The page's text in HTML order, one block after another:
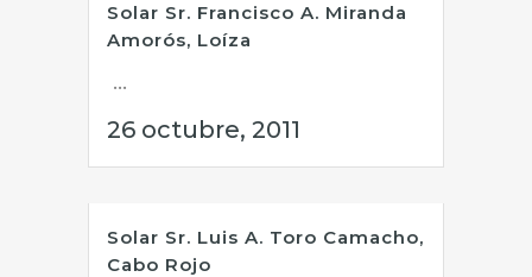
Solar Sr. Francisco A. Miranda
Amorós, Loíza
...
26 octubre, 2011
Solar Sr. Luis A. Toro Camacho,
Cabo Rojo